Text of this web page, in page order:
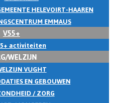
HELEVOIRT-HAAREN
EMMAUS
V55+
activiteiten
WELZIJN
VUGHT
EN GEBOUWEN
/ ZORG